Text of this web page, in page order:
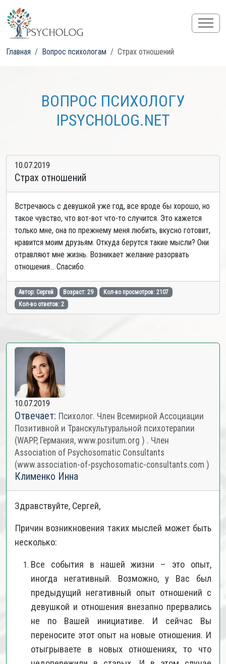
Главная Вопрос психологам Страх отношений
ВОПРОС ПСИХОЛОГУ
IPSYCHOLOG.NET
10.07.2019
Страх отношений
Встречаюсь с девушкой уже год, все вроде бы хорошо, но
такое чувство, что вот-вот что-то случится. Это кажется
только мне, она по прежнему меня любить, вкусно готовит,
нравится моим друзьям. Откуда берутся такие мысли? Они
отравляют мне жизнь. Возникает желание разорвать
отношения… Спасибо.
Автор: Сергей Возраст: 29
Кол-во просмотров: 2107
Кол-во ответов: 2
10.07.2019
Отвечает: Психолог. Член Всемирной Ассоциации
Позитивной и Транскультуральной психотерапии
(WAPP, Германия, www.positum.org ) . Член
Association of Psychosomatic Consultants
(www.association-of-psychosomatic-consultants.com )
Клименко Инна
Здравствуйте, Сергей,
Причин возникновения таких мыслей может быть
несколько:
Все события в нашей жизни – это опыт,
иногда негативный. Возможно, у Вас был
предыдущий негативный опыт отношений с
девушкой и отношения внезапно прервались
не по Вашей инициативе. И сейчас Вы
переносите этот опыт на новые отношения. И
отыгрываете в новых отношениях, то что